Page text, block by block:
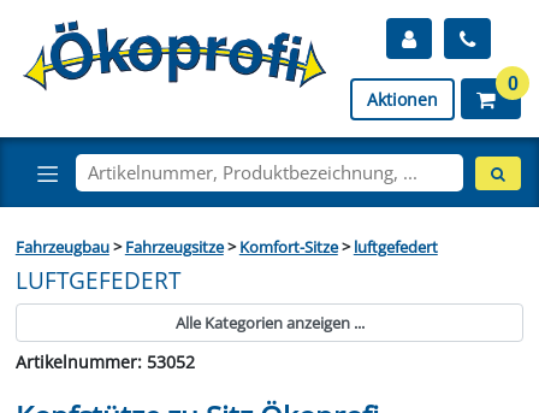
Aktionen
0
Fahrzeugbau>Fahrzeugsitze>Komfort-Sitze>luftgefedert
LUFTGEFEDERT
Alle Kategorien anzeigen ...
Artikelnummer: 53052